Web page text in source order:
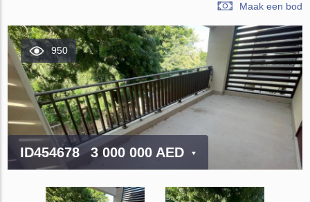
Maak een bod
950
ID454678 3 000 000 AED